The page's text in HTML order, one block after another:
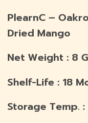
PlearnC –
Dried Mango
Net Weight : 8
Shelf-Life : 18
Storage Temp. :